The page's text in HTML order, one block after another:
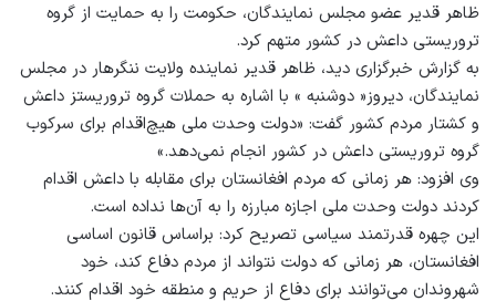
ظاهر قدیر عضو مجلس نمایندگان، حکومت را به حمايت از گروه
تروريستی داعش در کشور متهم کرد.
به گزارش خبرگزاری دید، ظاهر قدیر نماينده ولايت ننگرهار در مجلس
نمایندگان، ديروز« دوشنبه » با اشاره به حملات گروه تروريستز داعش
و کشتار مردم کشور گفت: «دولت وحدت ملی هيچ‌اقدام برای سرکوب
گروه تروريستی داعش در کشور انجام نمی‌دهد.»
وی افزود: هر زمانی که مردم افغانستان برای مقابله با داعش اقدام
کردند دولت وحدت ملی اجازه مبارزه را به آن‌ها نداده است.
این چهره قدرتمند سیاسی تصريح کرد: براساس قانون اساسی
افغانستان، هر زمانی که دولت نتواند از مردم دفاع کند، خود
شهروندان می‌توانند برای دفاع از حريم و منطقه خود اقدام کنند.